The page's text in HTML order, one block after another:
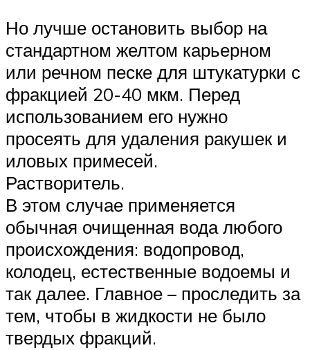
Но лучше остановить выбор на
стандартном желтом карьерном
или речном песке для штукатурки с
фракцией 20-40 мкм. Перед
использованием его нужно
просеять для удаления ракушек и
иловых примесей.
Растворитель.
В этом случае применяется
обычная очищенная вода любого
происхождения: водопровод,
колодец, естественные водоемы и
так далее. Главное – проследить за
тем, чтобы в жидкости не было
твердых фракций.